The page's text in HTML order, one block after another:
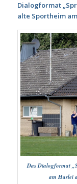
Dialogformat
alte Sportheim
Das Dialogformat
am Haslei